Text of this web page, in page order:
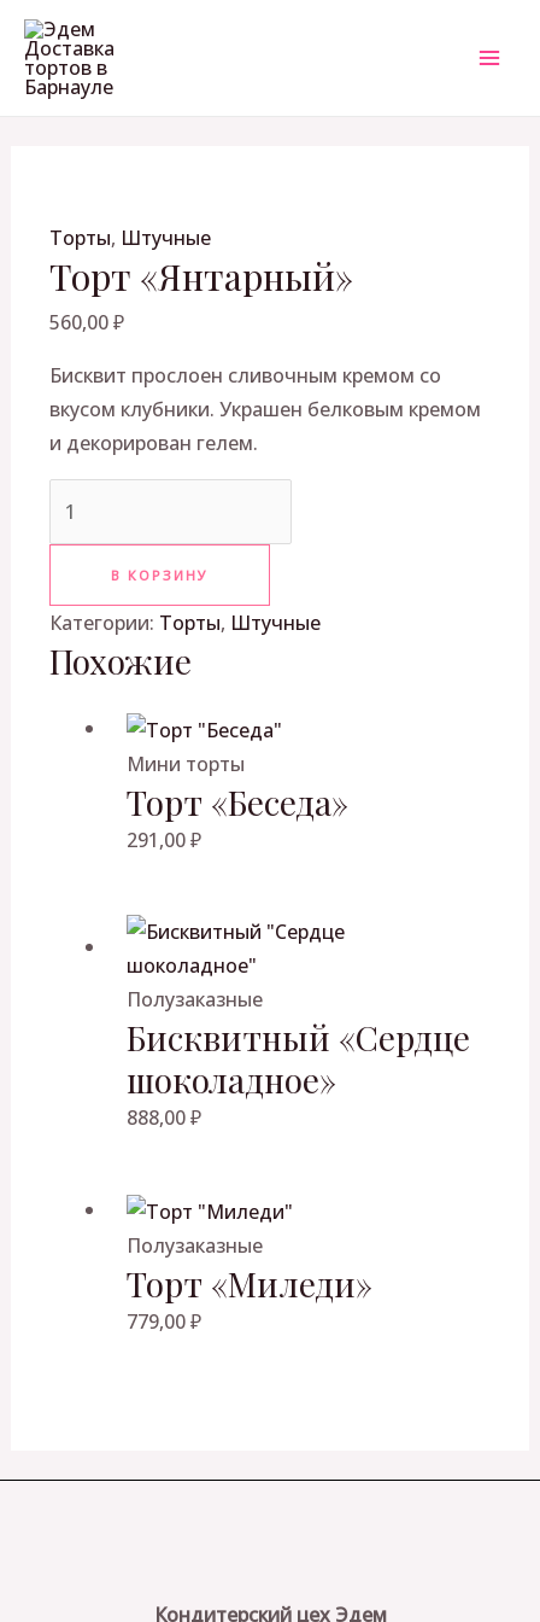
Перейти
содержимому
Торты, Штучные
Торт «Янтарный»
560,00₽
Бисквит прослоен сливочным кремом со
вкусом клубники. Украшен белковым кремом
и декорирован гелем.
Количество
товара
Торт
В КОРЗИНУ
Категории: Торты, Штучные
Похожие
Мини торты
Торт «Беседа»
291,00₽
Полузаказные
Бисквитный «Сердце
шоколадное»
888,00₽
Полузаказные
Торт «Миледи»
779,00₽
Кондитерский цех Эдем